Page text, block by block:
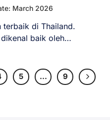
March 2026
terbaik di Thailand.
baik oleh
5 … 9